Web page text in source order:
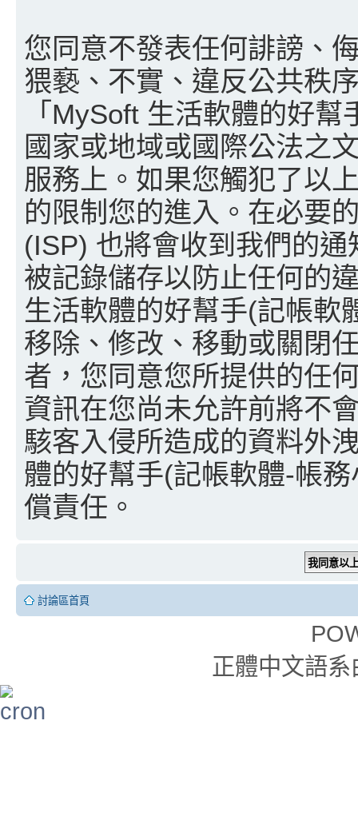
您同意不發表任何誹謗、
猥褻、不實、違反公共秩
「MySoft 生活軟體的好
國家或地域或國際公法之
服務上。如果您觸犯了以
的限制您的進入。在必要
(ISP) 也將會收到我們的
被記錄儲存以防止任何的
生活軟體的好幫手(記帳軟
移除、修改、移動或關閉
者，您同意您所提供的任
資訊在您尚未允許前將不
駭客入侵所造成的資料外
體的好幫手(記帳軟體-帳
償責任。
討論區首頁
正體中文語